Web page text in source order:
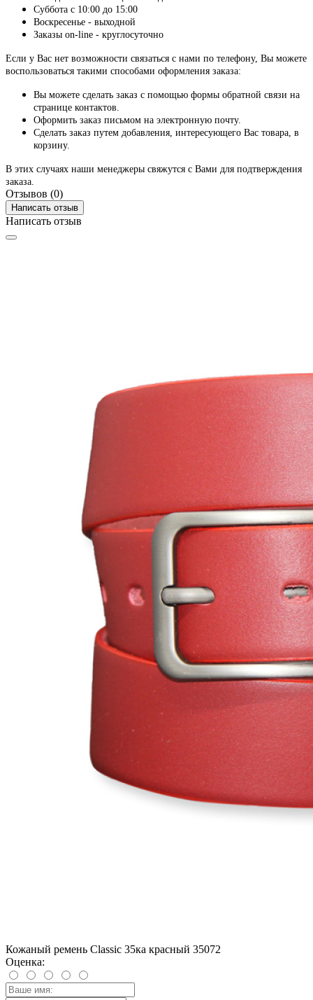
Суббота с 10:00 до 15:00
Воскресенье - выходной
Заказы on-line - круглосуточно
Если у Вас нет возможности связаться с нами по телефону, Вы можете
воспользоваться такими способами оформления заказа:
Вы можете сделать заказ с помощью формы обратной связи на
странице контактов.
Оформить заказ письмом на электронную почту.
Сделать заказ путем добавления, интересующего Вас товара, в
корзину.
В этих случаях наши менеджеры свяжутся с Вами для подтверждения
заказа.
Отзывов (0)
Написать отзыв
Написать отзыв
Кожаный ремень Classic 35ка красный 35072
Оценка: